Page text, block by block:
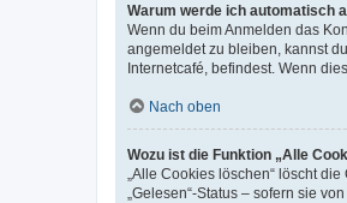
Warum werde ich automatisch
Wenn du beim Anmelden das
angemeldet zu bleiben, kannst
Internetcafé, befindest. Wenn
Nach oben
Wozu ist die Funktion „Alle
„Alle Cookies löschen“ löscht
„Gelesen“-Status – sofern sie